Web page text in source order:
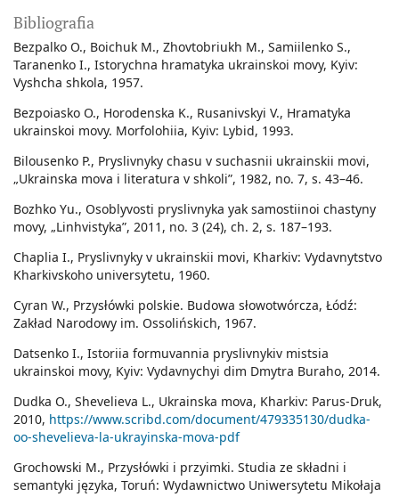
Bibliografia
Bezpalko O., Boichuk M., Zhovtobriukh M., Samiilenko S.,
Taranenko I., Istorychna hramatyka ukrainskoi movy, Kyiv:
Vyshcha shkola, 1957.
Bezpoiasko O., Horodenska K., Rusanivskyi V., Hramatyka
ukrainskoi movy. Morfolohiia, Kyiv: Lybid, 1993.
Bilousenko P., Pryslivnyky chasu v suchasnii ukrainskii movi,
„Ukrainska mova i literatura v shkoli”, 1982, no. 7, s. 43–46.
Bozhko Yu., Osoblyvosti pryslivnyka yak samostiinoi chastyny
movy, „Linhvistyka”, 2011, no. 3 (24), ch. 2, s. 187–193.
Chaplia I., Pryslivnyky v ukrainskii movi, Kharkiv: Vydavnytstvo
Kharkivskoho universytetu, 1960.
Cyran W., Przysłówki polskie. Budowa słowotwórcza, Łódź:
Zakład Narodowy im. Ossolińskich, 1967.
Datsenko I., Istoriia formuvannia pryslivnykiv mistsia
ukrainskoi movy, Kyiv: Vydavnychyi dim Dmytra Buraho, 2014.
Dudka O., Shevelieva L., Ukrainska mova, Kharkiv: Parus-Druk,
2010, https://www.scribd.com/document/479335130/dudka-
oo-shevelieva-la-ukrayinska-mova-pdf
Grochowski М., Przysłówki i przyimki. Studia ze składni i
semantyki języka, Toruń: Wydawnictwo Uniwersytetu Mikołaja